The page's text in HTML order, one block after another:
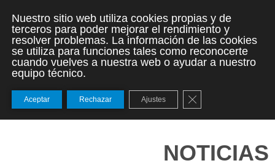
NOTICIAS
Nuestro sitio web utiliza cookies propias y de
terceros para poder mejorar el rendimiento y
resolver problemas. La información de las cookies
se utiliza para funciones tales como reconocerte
cuando vuelves a nuestra web o ayudar a nuestro
equipo técnico.
Aceptar Rechazar Ajustes Cerrar el banner de